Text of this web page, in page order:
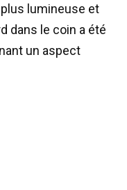
lumineuse et
dans le coin a été
un aspect